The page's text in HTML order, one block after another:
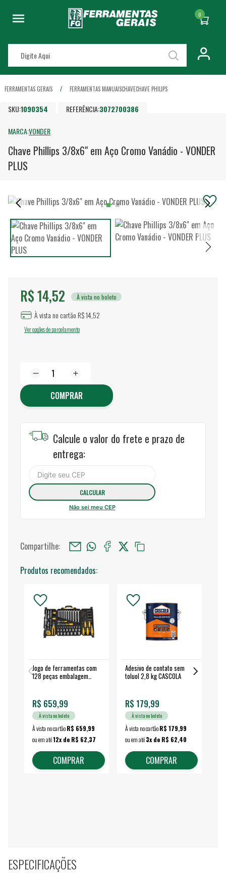
0
FERRAMENTAS GERAIS FERRAMENTAS MANUAISCHAVECHAVE PHILIPS
SKU:1090354 REFERÊNCIA:3072700386
MARCA:VONDER
Chave Phillips 3/8x6" em Aço Cromo Vanádio - VONDER
PLUS
R$ 14,52 À vista no boleto
À vista no cartão R$ 14,52
Ver opções de parcelamento
COMPRAR
Calcule o valor do frete e prazo de
entrega:
Não sei meu CEP
Compartilhe:
Produtos recomendados:
Jogo de ferramentas com
128 peças embalagem
R$ 659,99
À vista no boleto
À vista no cartãoR$ 659,99
ou em até12x de R$ 62,37
COMPRAR
Adesivo de contato sem
toluol 2,8 kg CASCOLA
R$ 179,99
À vista no boleto
À vista no cartãoR$ 179,99
ou em até3x de R$ 62,40
COMPRAR
ESPECIFICAÇÕES